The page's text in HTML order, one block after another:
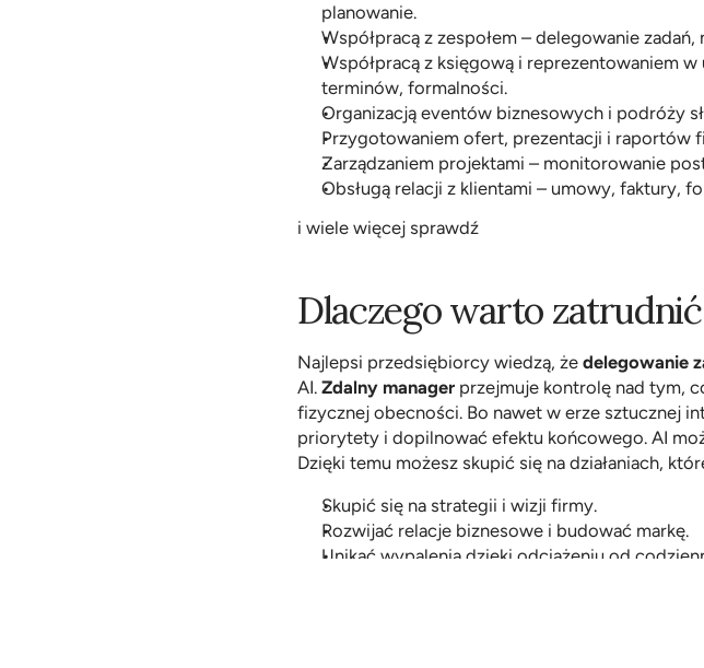
planowanie.
Współpracą z zespołem – delegowanie
Współpracą z księgową i reprezentowaniem
terminów, formalności.
Organizacją eventów biznesowych i podróży
Przygotowaniem ofert, prezentacji i raportów
Zarządzaniem projektami – monitorowanie
Obsługą relacji z klientami – umowy, faktury,
i wiele więcej sprawdź
Dlaczego warto
Najlepsi przedsiębiorcy wiedzą, że delegowanie
AI. Zdalny manager przejmuje kontrolę nad tym,
fizycznej obecności. Bo nawet w erze sztucznej
priorytety i dopilnować efektu końcowego. AI
Dzięki temu możesz skupić się na działaniach,
Skupić się na strategii i wizji firmy.
Rozwijać relacje biznesowe i budować markę.
Unikać wypalenia dzięki odciążeniu od